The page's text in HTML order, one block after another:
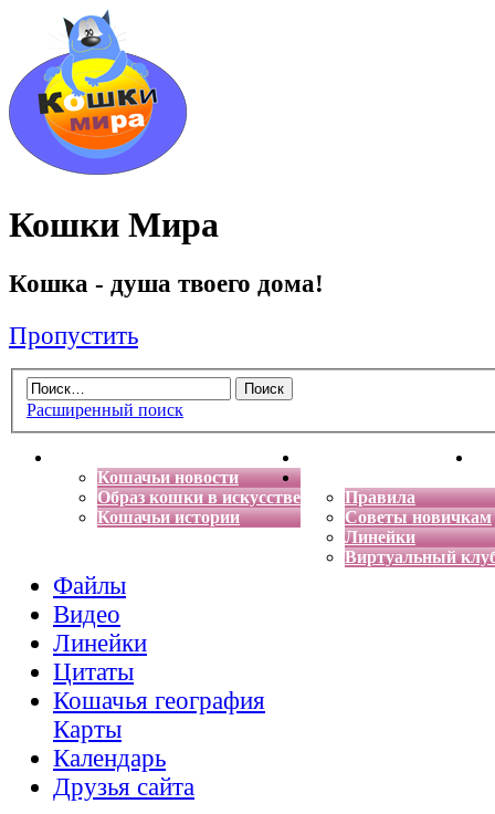
Кошки Мира
Кошка - душа твоего дома!
Пропустить
Расширенный поиск
Кошачьи новости
Образ кошки в искусстве
Кошачьи истории
Энциклопедия кошек
Правила
Советы новичкам
Линейки
Виртуальный
Файлы
Видео
Линейки
Цитаты
Кошачья география
Карты
Календарь
Друзья сайта